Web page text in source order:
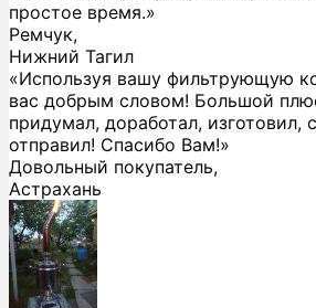
простое время.»
Ремчук,
Нижний Тагил
«Используя вашу фильтрующую
вас добрым словом! Большой
придумал, доработал, изготовил,
отправил! Спасибо Вам!»
Довольный покупатель,
Астрахань